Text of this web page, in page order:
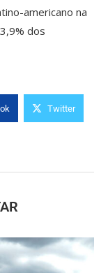
americano na
dos
Twitter